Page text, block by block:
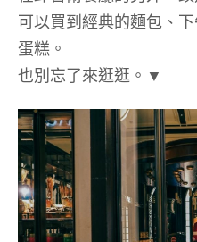
可以買到經典的麵包、
蛋糕。
也別忘了來逛逛。▼